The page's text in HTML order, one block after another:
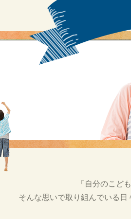
「自分のこど
そんな思いで取り組んでいる日